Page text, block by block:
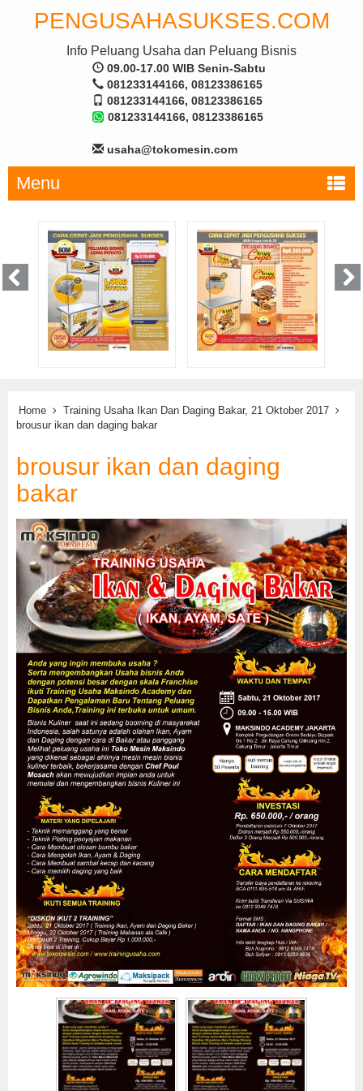
PENGUSAHASUKSES.COM
Info Peluang Usaha dan Peluang Bisnis
09.00-17.00 WIB Senin-Sabtu
081233144166, 08123386165
081233144166, 08123386165
081233144166, 08123386165
usaha@tokomesin.com
Menu
Home
Training Usaha Ikan Dan Daging Bakar, 21 Oktober 2017
brousur ikan dan daging bakar
brousur ikan dan daging
bakar